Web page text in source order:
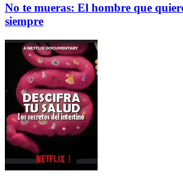
No te mueras: El hombre que
siempre